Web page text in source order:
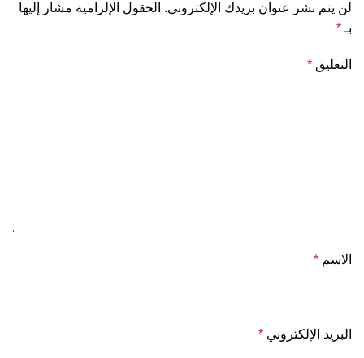
لن يتم نشر عنوان بريدك الإلكتروني. الحقول الإلزامية مشار إليها
بـ *
التعليق *
الاسم *
البريد الإلكتروني *